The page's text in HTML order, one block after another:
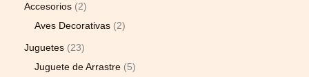
Accesorios 2
Aves Decorativas 2
Juguetes
23
Juguete de Arrastre
5